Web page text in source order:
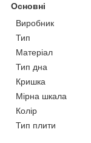
Основні
Виробник
Тип
Матеріал
Тип дна
Кришка
Мірна шкала
Колір
Тип плити